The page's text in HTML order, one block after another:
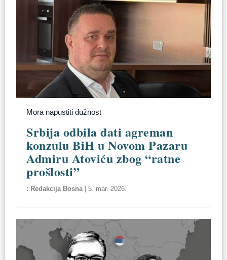
Mora napustiti dužnost
Srbija odbila dati agreman
konzulu BiH u Novom Pazaru
Admiru Atoviću zbog “ratne
prošlosti”
Redakcija Bosna|5. mar. 2026.